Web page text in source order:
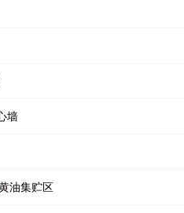
墙
油集贮区